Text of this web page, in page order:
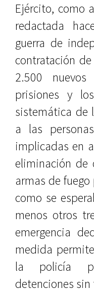
Ejército, como
redactada
guerra de
contratación
2.500
prisiones y
sistemática de
a las
implicadas en
eliminación de
armas de
como se
menos otros
emergencia
medida
la policía
detenciones